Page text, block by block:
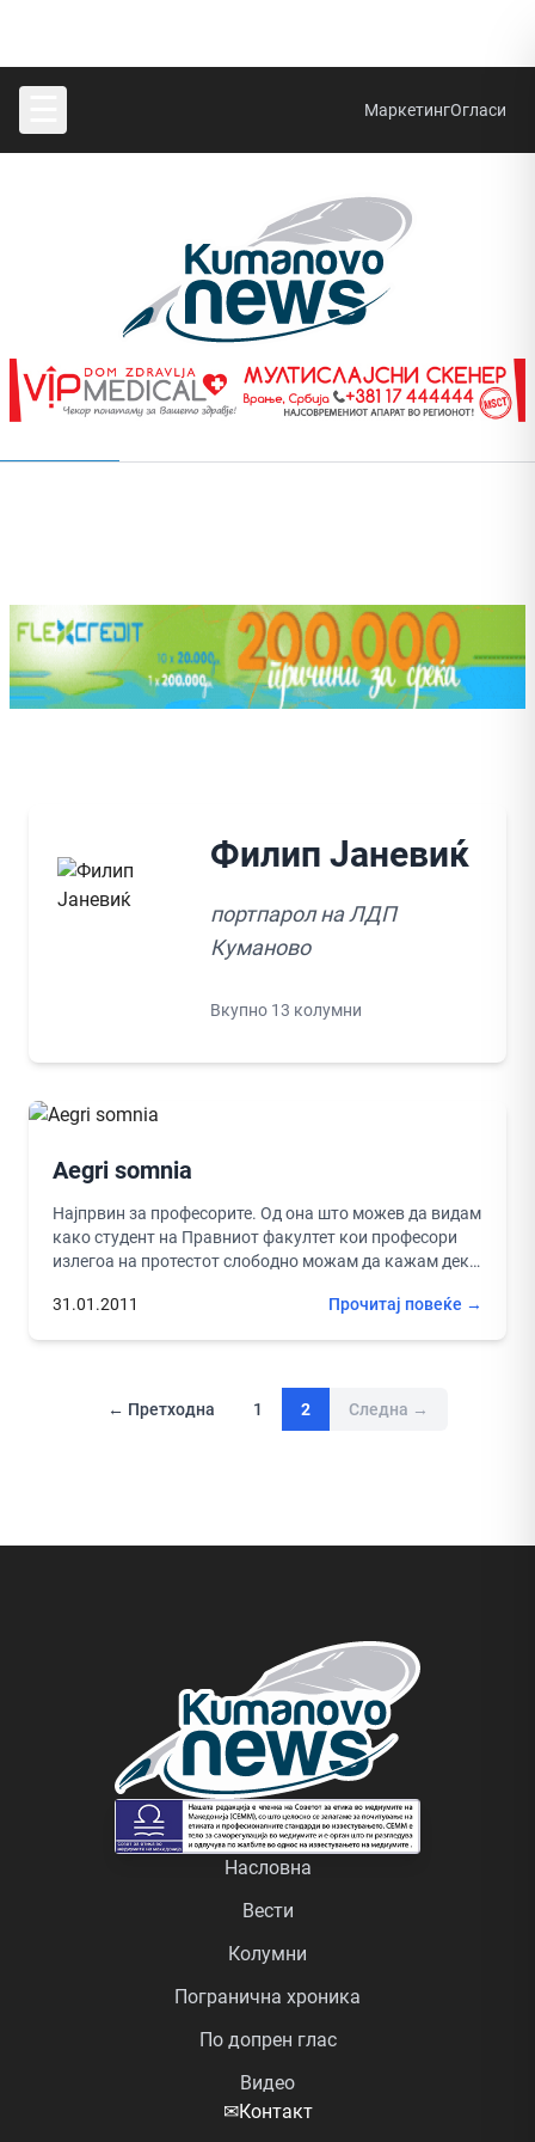
МаркетингОгласи
Филип Јаневиќ
портпарол на ЛДП
Куманово
Вкупно 13 колумни
Aegri somnia
Најпрвин за професорите. Од она што можев да видам
како студент на Правниот факултет кои професори
излегоа на протестот слободно можам да кажам дека
31.01.2011
Прочитај повеќе →
← Претходна 1 2 Следна →
Насловна
Вести
Колумни
Погранична хроника
По допрен глас
Видео
✉Контакт